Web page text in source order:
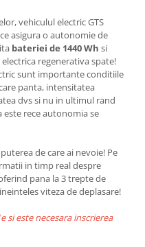
vehiculul electric GTS
asigura o autonomie de
bateriei de 1440 Wh si
regenerativa spate!
sunt importante conditiile
panta, intensitatea
dvs si nu in ultimul rand
rece autonomia se
de care ai nevoie! Pe
in timp real despre
pana la 3 trepte de
viteza de deplasare!
si este necesara inscrierea